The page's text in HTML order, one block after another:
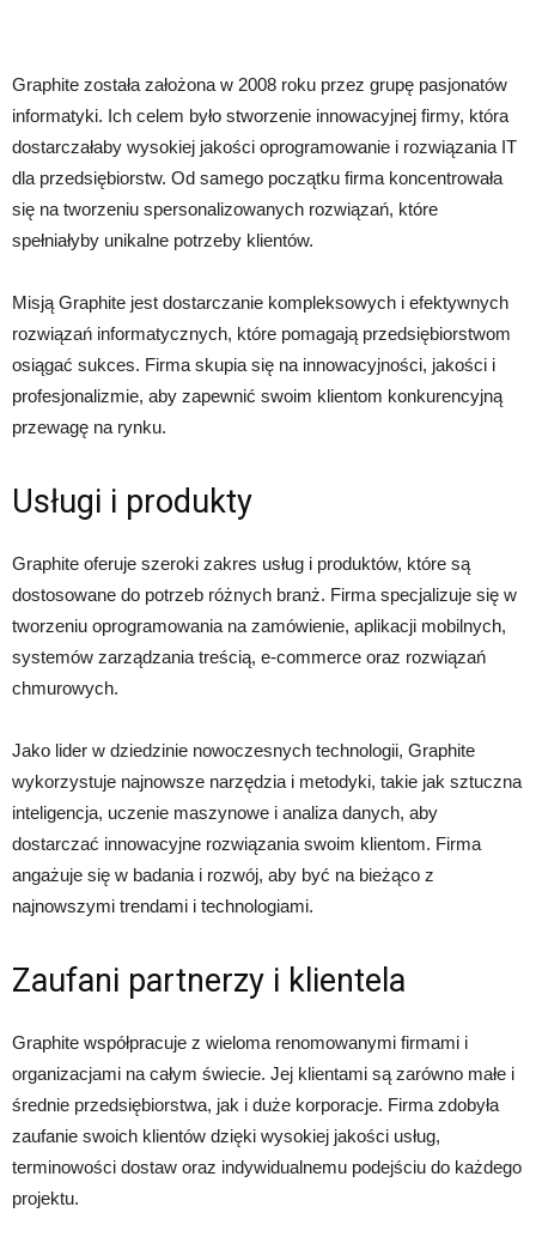
Graphite została założona w 2008 roku przez grupę pasjonatów
informatyki. Ich celem było stworzenie innowacyjnej firmy, która
dostarczałaby wysokiej jakości oprogramowanie i rozwiązania IT
dla przedsiębiorstw. Od samego początku firma koncentrowała
się na tworzeniu spersonalizowanych rozwiązań, które
spełniałyby unikalne potrzeby klientów.
Misją Graphite jest dostarczanie kompleksowych i efektywnych
rozwiązań informatycznych, które pomagają przedsiębiorstwom
osiągać sukces. Firma skupia się na innowacyjności, jakości i
profesjonalizmie, aby zapewnić swoim klientom konkurencyjną
przewagę na rynku.
Usługi i produkty
Graphite oferuje szeroki zakres usług i produktów, które są
dostosowane do potrzeb różnych branż. Firma specjalizuje się w
tworzeniu oprogramowania na zamówienie, aplikacji mobilnych,
systemów zarządzania treścią, e-commerce oraz rozwiązań
chmurowych.
Jako lider w dziedzinie nowoczesnych technologii, Graphite
wykorzystuje najnowsze narzędzia i metodyki, takie jak sztuczna
inteligencja, uczenie maszynowe i analiza danych, aby
dostarczać innowacyjne rozwiązania swoim klientom. Firma
angażuje się w badania i rozwój, aby być na bieżąco z
najnowszymi trendami i technologiami.
Zaufani partnerzy i klientela
Graphite współpracuje z wieloma renomowanymi firmami i
organizacjami na całym świecie. Jej klientami są zarówno małe i
średnie przedsiębiorstwa, jak i duże korporacje. Firma zdobyła
zaufanie swoich klientów dzięki wysokiej jakości usług,
terminowości dostaw oraz indywidualnemu podejściu do każdego
projektu.